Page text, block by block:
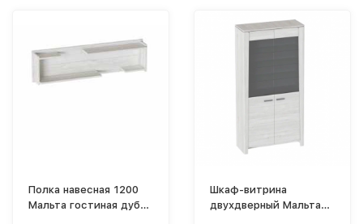
Полка навесная 1200
Мальта гостиная дуб
Шкаф-витрина
двухдверный Мальта